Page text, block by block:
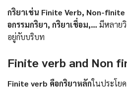
กริยาเช่น Finite Verb, Non-finite
อกรรมกริยา, กริยาเชื่อม,…มีหลาย
อยู่กับบริบท
Finite verb and Non
Finite verb คือกริยาหลักในประโย